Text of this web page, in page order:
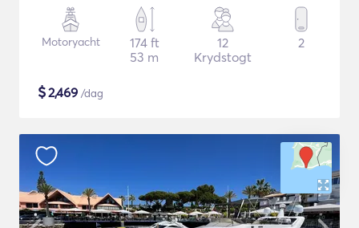
Motoryacht
174 ft
53 m
12
Krydstogt
2
$2,469 /dag